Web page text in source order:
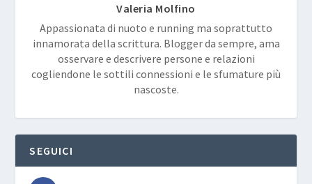
Valeria Molfino
Appassionata di nuoto e running ma soprattutto
innamorata della scrittura. Blogger da sempre, ama
osservare e descrivere persone e relazioni
cogliendone le sottili connessioni e le sfumature più
nascoste.
SEGUICI